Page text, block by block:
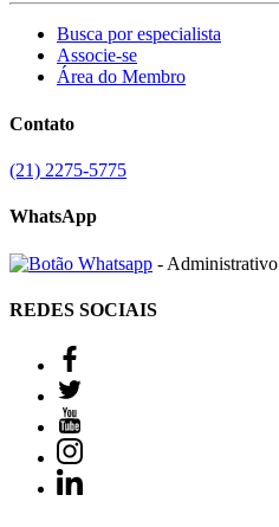
Busca por especialista
Associe-se
Área do Membro
Contato
(21) 2275-5775
WhatsApp
- Administrativo
REDES SOCIAIS